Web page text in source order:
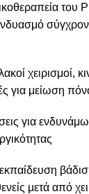
του
χειρισμοί,
για μείωση
για
μετά από